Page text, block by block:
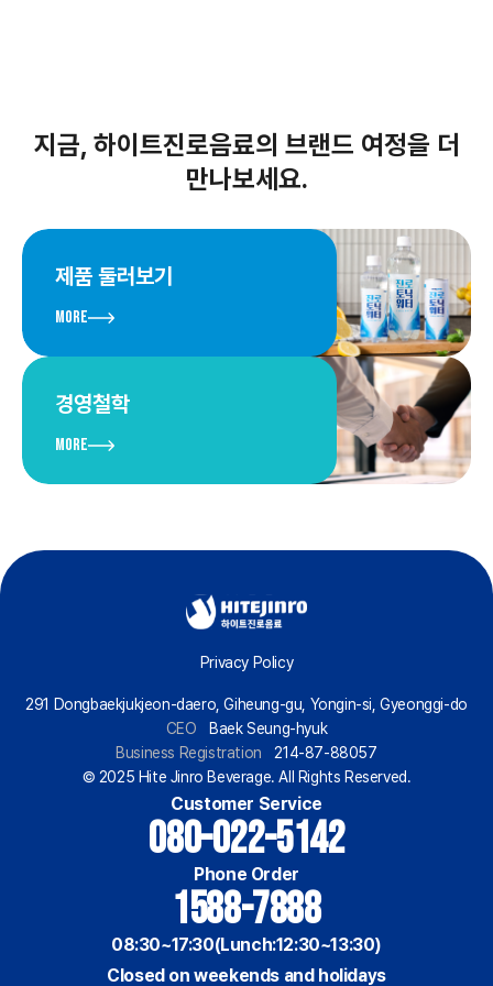
지금, 하이트진로음료의 브랜드 여정을 더
만나보세요.
제품 둘러보기
More
경영철학
More
Privacy Policy
291 Dongbaekjukjeon-daero, Giheung-gu, Yongin-si, Gyeonggi-do
CEO
Baek Seung-hyuk
Business Registration
214-87-88057
© 2025 Hite Jinro Beverage. All Rights Reserved.
Customer Service
080-022-5142
Phone Order
1588-7888
08:30~17:30(Lunch:12:30~13:30)
Closed on weekends and holidays